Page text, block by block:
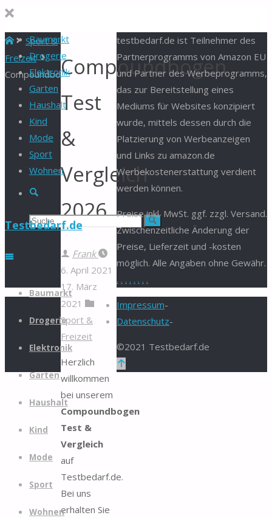
Baumarkt
Drogerie
Elektronik
Garten
Haushalt
Kind
Mode
Sport
Wohnen
Suche
Suchen Suche
Testbedarf.de
Zum
springen
Baumarkt
Drogerie
Elektronik
Garten
Haushalt
Kind
Mode
Sport
Wohnen
StartSport &
Freizeit
CompoundbogenCompoundbogen
Test
&
Vergleich
2026
Frank
6. April 2021
17. März
2021
Sport &
Freizeit
Herzlich
willkommen
bei unserem
Compoundbogen
Test &
Vergleich
auf
Testbedarf.de.
Bei uns
erhalten Sie
testbedarf.de ist Teilnehmer des
Partnerprogramms von Amazon EU
und Partner des Werbeprogramms,
das zur Bereitstellung eines
Mediums für Websites konzipiert
wurde, mittels dessen durch die
Platzierung von Werbeanzeigen
und Links zu amazon.de
Werbekostenerstattung verdient
werden können.
Preise inkl. MwSt. ggf. zzgl. Versand.
Zwischenzeitliche Änderung der
Preise, Lieferzeit und -kosten
möglich. Alle Angaben ohne Gewähr.
. . . . . . . .
Impressum-
Datenschutz-
©2021 Testbedarf.de
Zurück